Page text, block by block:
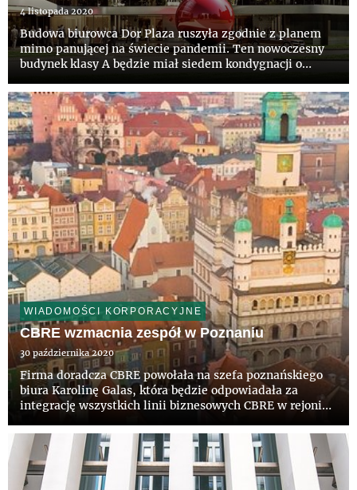
4 listopada 2020
Budowa biurowca Dor Plaza ruszyła zgodnie z planem
mimo panującej na świecie pandemii. Ten nowoczesny
budynek klasy A będzie miał siedem kondygnacji o
garażu podziemnego, reprezentacyjną recepcję oraz
specjalnie zaprojek...
WIADOMOŚCI KORPORACYJNE
CBRE wzmacnia zespół w Poznaniu
30 października 2020
Firma doradcza CBRE powołała na szefa poznańskiego
biura Karolinę Galas, która będzie odpowiadała za
integrację wszystkich linii biznesowych CBRE w rejonie
funkcjonowanie oddziału w Poznaniu. W ostatnim czasie
w ramach rozbudowy ...